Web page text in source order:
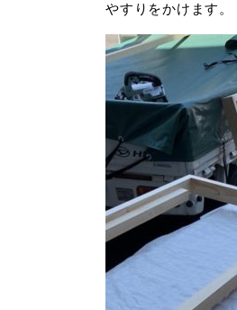
やすりをかけます。